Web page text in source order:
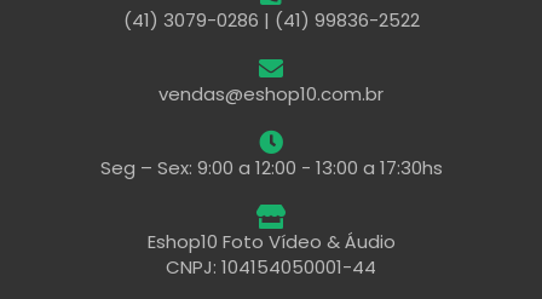
(41) 3079-0286 | (41) 99836-2522
vendas@eshop10.com.br
Seg – Sex: 9:00 a 12:00 - 13:00 a 17:30hs
Eshop10 Foto Vídeo & Áudio
CNPJ: 104154050001-44